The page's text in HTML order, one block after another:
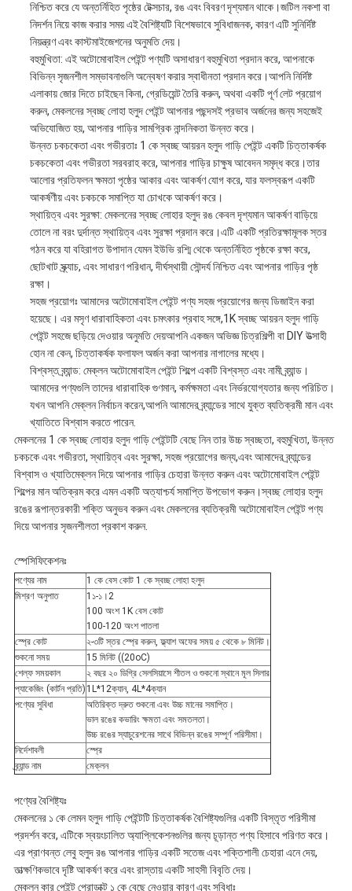
নিশ্চিত করে যে অন্তর্নিহিত পৃষ্ঠের টেক্সচার, রঙ এবং বিবরণ দৃশ্যমান থাকে।জটিল নকশা বা
নিদর্শন নিয়ে কাজ করার সময় এই বৈশিষ্ট্যটি বিশেষভাবে সুবিধাজনক, কারণ এটি সুনির্দিষ্ট
নিয়ন্ত্রণ এবং কাস্টমাইজেশনের অনুমতি দেয়।
বহুমুখিতা: এই অটোমোবাইল পেইন্ট পণ্যটি অসাধারণ বহুমুখিতা প্রদান করে, আপনাকে
বিভিন্ন সৃজনশীল সম্ভাবনাগুলি অন্বেষণ করার স্বাধীনতা প্রদান করে।আপনি নির্দিষ্ট
এলাকায় জোর দিতে চাইছেন কিনা, গ্রেডিয়েন্ট তৈরি করুন, অথবা একটি পূর্ণ লেট প্রয়োগ
করুন, মেকলনের স্বচ্ছ লোহা হলুদ পেইন্ট আপনার পছন্দসই প্রভাব অর্জনের জন্য সহজেই
অভিযোজিত হয়, আপনার গাড়ির সামগ্রিক নান্দনিকতা উন্নত করে।
উন্নত চকচকেতা এবং গভীরতাঃ 1 কে স্বচ্ছ আয়রন হলুদ গাড়ি পেইন্ট একটি চিত্তাকর্ষক
চকচকেতা এবং গভীরতা সরবরাহ করে, আপনার গাড়ির চাক্ষুষ আবেদন সমৃদ্ধ করে।তার
আলোর প্রতিফলন ক্ষমতা পৃষ্ঠের আকার এবং আকর্ষণ যোগ করে, যার ফলস্বরূপ একটি
আকর্ষণীয় এবং চকচকে সমাপ্তি যা চোখকে আকর্ষণ করে।
স্থায়িত্ব এবং সুরক্ষা: মেকলনের স্বচ্ছ লোহার হলুদ রঙ কেবল দৃশ্যমান আকর্ষণ বাড়িয়ে
তোলে না বরং দুর্দান্ত স্থায়িত্ব এবং সুরক্ষা প্রদান করে।এটি একটি প্রতিরক্ষামূলক স্তর
গঠন করে যা বহিরাগত উপাদান যেমন ইউভি রশ্মি থেকে অন্তর্নিহিত পৃষ্ঠকে রক্ষা করে,
ছোটখাট স্ক্র্যাচ, এবং সাধারণ পরিধান, দীর্ঘস্থায়ী সৌন্দর্য নিশ্চিত এবং আপনার গাড়ির পৃষ্ঠ
রক্ষা।
সহজ প্রয়োগঃ আমাদের অটোমোবাইল পেইন্ট পণ্য সহজ প্রয়োগের জন্য ডিজাইন করা
হয়েছে। এর মসৃণ ধারাবাহিকতা এবং চমৎকার প্রবাহ সঙ্গে,1K স্বচ্ছ আয়রন হলুদ গাড়ি
পেইন্ট সহজে ছড়িয়ে দেওয়ার অনুমতি দেয়আপনি একজন অভিজ্ঞ চিত্রশিল্পী বা DIY উত্সাহী
হোন না কেন, চিত্তাকর্ষক ফলাফল অর্জন করা আপনার নাগালের মধ্যে।
বিশ্বস্ত ব্র্যান্ড: মেক্লন অটোমোবাইল পেইন্ট শিল্পে একটি বিশ্বস্ত এবং নামী ব্র্যান্ড।
আমাদের পণ্যগুলি তাদের ধারাবাহিক গুণমান, কর্মক্ষমতা এবং নির্ভরযোগ্যতার জন্য পরিচিত।
যখন আপনি মেক্লন নির্বাচন করেন,আপনি আমাদের ব্র্যান্ডের সাথে যুক্ত ব্যতিক্রমী মান এবং
খ্যাতিতে বিশ্বাস করতে পারেন.
মেকলনের 1 কে স্বচ্ছ লোহার হলুদ গাড়ি পেইন্টটি বেছে নিন তার উচ্চ স্বচ্ছতা, বহুমুখিতা, উন্নত
চকচকে এবং গভীরতা, স্থায়িত্ব এবং সুরক্ষা, সহজ প্রয়োগের জন্য,এবং আমাদের ব্র্যান্ডের
বিশ্বাস ও খ্যাতিমেক্লন দিয়ে আপনার গাড়ির চেহারা উন্নত করুন এবং অটোমোবাইল পেইন্ট
শিল্পের মান অতিক্রম করে এমন একটি অত্যাশ্চর্য সমাপ্তি উপভোগ করুন।স্বচ্ছ লোহার হলুদ
রঙের রূপান্তরকারী শক্তি অনুভব করুন এবং মেকলনের ব্যতিক্রমী অটোমোবাইল পেইন্ট পণ্য
দিয়ে আপনার সৃজনশীলতা প্রকাশ করুন.
স্পেসিফিকেশনঃ
পণ্যের নাম
1 কে বেস কোট 1 কে স্বচ্ছ লোহা হলুদ
মিশ্রণ অনুপাত
1১-১।2
100 অংশ 1K বেস কোট
100-120 অংশ পাতলা
স্প্রে কোট
২-৩টি স্তর স্প্রে করুন, ফ্ল্যাশ অফের সময় ৫ থেকে ৮ মিনিট।
শুকনো সময়
15 মিনিট ((20oC)
শেল্ফ সময়কাল
২ বছর ২০ ডিগ্রি সেলসিয়াসে শীতল ও শুকনো স্থানে মূল সিলার
প্যাকেজিং (কার্টন প্রতি) 1L*12ক্যান, 4L*4ক্যান
পণ্যের সুবিধা
অতিরিক্ত দ্রুত শুকনো এবং উচ্চ মানের সমাপ্তি।
ভাল রঙের কভারিং ক্ষমতা এবং সমতলতা।
উচ্চ রঙের স্যাচুরেশনের সাথে বিভিন্ন রঙের সম্পূর্ণ পরিসীমা।
নির্দেশাবলী
স্প্রে
ব্র্যান্ড নাম
মেক্লন
পণ্যের বৈশিষ্ট্যঃ
মেকলনের ১ কে লেমন হলুদ গাড়ি পেইন্টটি চিত্তাকর্ষক বৈশিষ্ট্যগুলির একটি বিস্তৃত পরিসীমা
প্রদর্শন করে, এটিকে স্বয়ংচালিত অ্যাপ্লিকেশনগুলির জন্য চূড়ান্ত পণ্য হিসাবে পরিণত করে।
এর প্রাণবন্ত লেবু হলুদ রঙ আপনার গাড়ির একটি সতেজ এবং শক্তিশালী চেহারা এনে দেয়,
তাত্ক্ষণিকভাবে দৃষ্টি আকর্ষণ করে এবং রাস্তায় একটি সাহসী বিবৃতি দেয়।
মেক্লন কার পেইন্ট প্রোডাক্ট ১ কে বেছে নেওয়ার কারণ এবং সুবিধাঃ